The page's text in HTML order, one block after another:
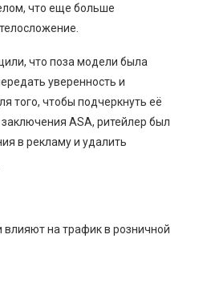
что еще больше
что поза модели была
уверенность и
того, чтобы подчеркнуть её
ASA, ритейлер был
в рекламу и удалить
на трафик в розничной